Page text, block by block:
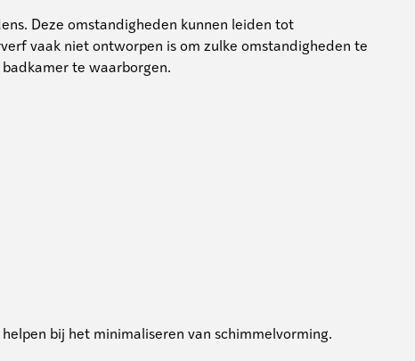
Deze omstandigheden kunnen leiden tot
vaak niet ontworpen is om zulke omstandigheden te
te waarborgen.
bij het minimaliseren van schimmelvorming.